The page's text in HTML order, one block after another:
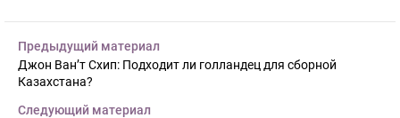
Предыдущий материал
Джон Ван’т Схип: Подходит ли голландец для сборной
Казахстана?
Следующий материал